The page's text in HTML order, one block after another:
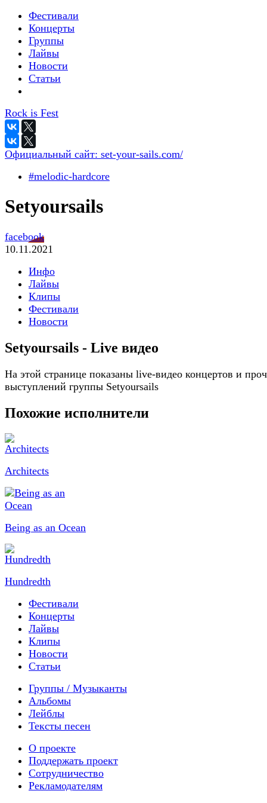
Фестивали
Концерты
Группы
Лайвы
Новости
Статьи
Rock is Fest
Официальный сайт: set-your-sails.com/
#melodic-hardcore
Setyoursails
facebook
10.11.2021
Инфо
Лайвы
Клипы
Фестивали
Новости
Setyoursails - Live видео
На этой странице показаны live-видео концертов и
выступлений группы Setyoursails
Похожие исполнители
Architects
Being as an Ocean
Hundredth
Фестивали
Концерты
Лайвы
Клипы
Новости
Статьи
Группы / Музыканты
Альбомы
Лейблы
Тексты песен
О проекте
Поддержать проект
Сотрудничество
Рекламодателям